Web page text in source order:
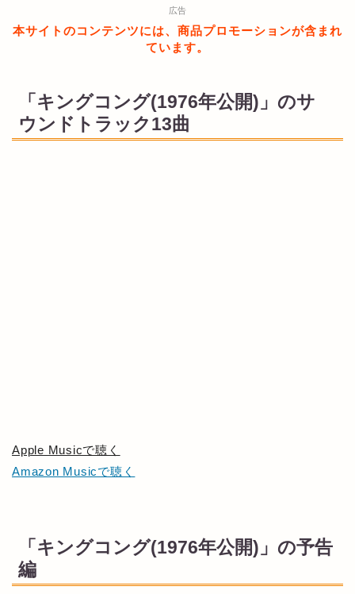
広告
本サイトのコンテンツには、商品プロモーションが含まれ
ています。
「キングコング(1976年公開)」のサ
ウンドトラック13曲
Apple Musicで聴く
Amazon Musicで聴く
「キングコング(1976年公開)」の予告
編